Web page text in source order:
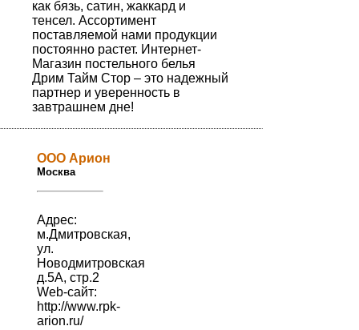
как бязь, сатин, жаккард и
тенсел. Ассортимент
поставляемой нами продукции
постоянно растет. Интернет-
Магазин постельного белья
Дрим Тайм Стор – это надежный
партнер и уверенность в
завтрашнем дне!
ООО Арион
Москва
Адрес:
м.Дмитровская,
ул.
Новодмитровская
д.5А, стр.2
Web-сайт:
http://www.rpk-
arion.ru/